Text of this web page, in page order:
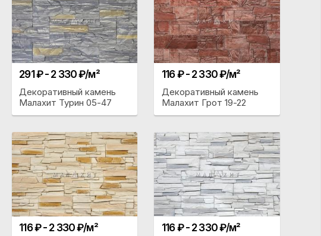
291 ₽ - 2 330 ₽/м²
Декоративный камень
Малахит Турин 05-47
116 ₽ - 2 330 ₽/м²
Декоративный камень
Малахит Грот 19-22
116 ₽ - 2 330 ₽/м² 116 ₽ - 2 330 ₽/м²